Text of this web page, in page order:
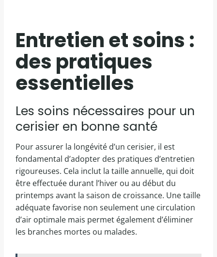
Entretien et soins :
des pratiques
essentielles
Les soins nécessaires pour un
cerisier en bonne santé
Pour assurer la longévité d’un cerisier, il est
fondamental d’adopter des pratiques d’entretien
rigoureuses. Cela inclut la taille annuelle, qui doit
être effectuée durant l’hiver ou au début du
printemps avant la saison de croissance. Une taille
adéquate favorise non seulement une circulation
d’air optimale mais permet également d’éliminer
les branches mortes ou malades.